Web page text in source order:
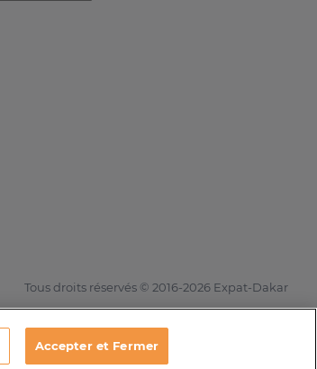
Tous droits réservés © 2016-2026 Expat-Dakar
Accepter et Fermer